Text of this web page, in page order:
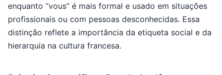
enquanto “vous” é mais formal e usado em situações
profissionais ou com pessoas desconhecidas. Essa
distinção reflete a importância da etiqueta social e da
hierarquia na cultura francesa.